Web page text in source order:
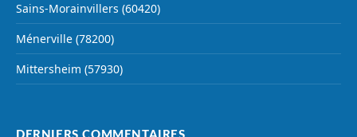
Sains-Morainvillers (60420)
Ménerville (78200)
Mittersheim (57930)